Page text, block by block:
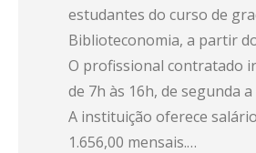
estudantes do curso de
Biblioteconomia, a partir
O profissional contratado
de 7h às 16h, de segunda
A instituição oferece
1.656,00 mensais.…